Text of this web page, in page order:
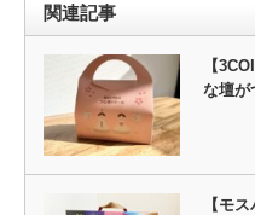
関連記事
【
な壇
【モ